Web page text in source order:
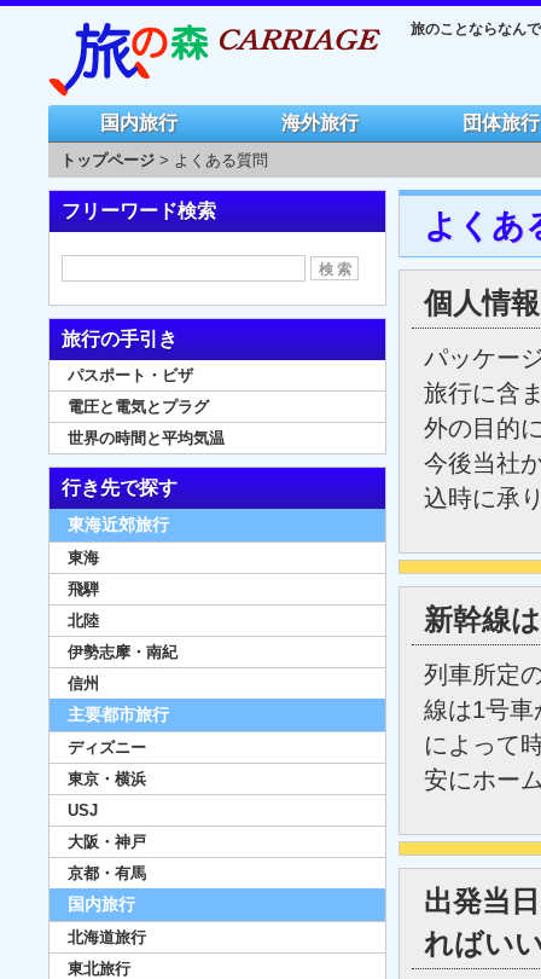
旅のことならなん
国内旅行 海外旅行 団体旅行
トップページ > よくある質問
よくあ
個人情
パッケー
旅行に含
外の目的
今後当社
込時に承
新幹線
列車所定
線は1号車
によって
安にホー
出発当
ればい
フリーワード検索
旅行の手引き
パスポート・ビザ
電圧と電気とプラグ
世界の時間と平均気温
行き先で探す
東海近郊旅行
東海
飛騨
北陸
伊勢志摩・南紀
信州
主要都市旅行
ディズニー
東京・横浜
USJ
大阪・神戸
京都・有馬
国内旅行
北海道旅行
東北旅行